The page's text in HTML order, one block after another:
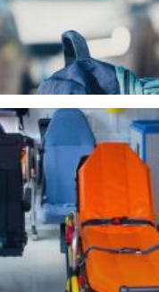
Agrandir la photo